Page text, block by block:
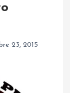
23, 2015